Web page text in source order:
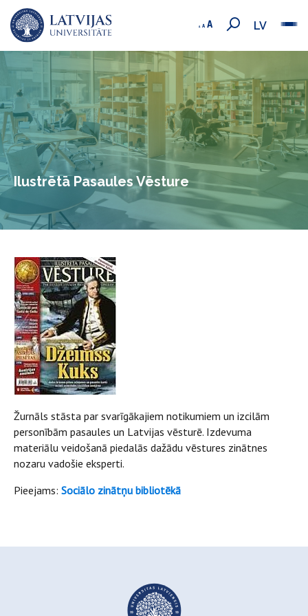
LV
Ilustrētā Pasaules Vēsture
Žurnāls stāsta par svarīgākajiem notikumiem un izcilām
personībām pasaules un Latvijas vēsturē. Izdevuma
materiālu veidošanā piedalās dažādu vēstures zinātnes
nozaru vadošie eksperti.
Pieejams: Sociālo zinātņu bibliotēkā